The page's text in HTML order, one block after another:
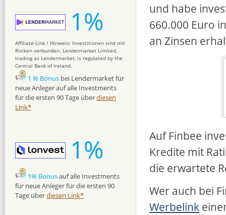
und habe
660.000 Euro
an Zinsen
Auf Finbee
Kredite mit
die erwartete
Wer auch bei
Werbelink
1%
Affiliate-Link / Hinweis: Investitionen sind mit
Risiken verbunden. Lendermarket Limited,
trading as Lendermarket, is regulated by the
Central Bank of Ireland.
1 % Bonus bei Lendermarket für
neue Anleger auf alle Investments
für die ersten 90 Tage überdiesen
Link*
1%
1% Bonusauf alle Investments
für neue Anleger für die ersten 90
Tage überdiesen Link*